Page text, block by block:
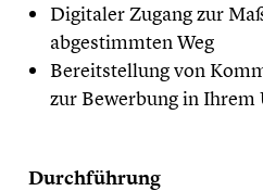
Digitaler Zugang zur
abgestimmten Weg
Bereitstellung von
zur Bewerbung in Ihrem
​Durchführung